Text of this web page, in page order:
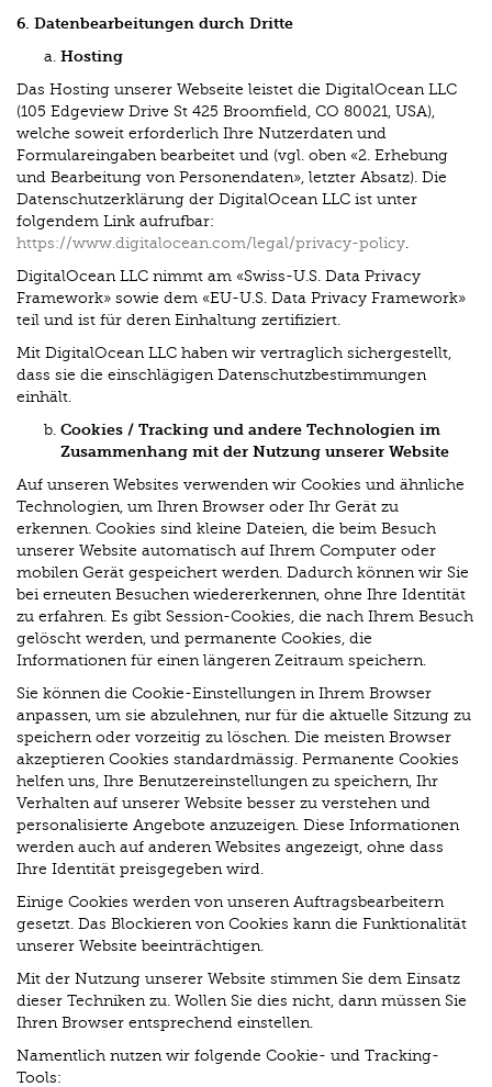
6. Datenbearbeitungen durch Dritte
Hosting
Das Hosting unserer Webseite leistet die DigitalOcean LLC
(105 Edgeview Drive St 425 Broomfield, CO 80021, USA),
welche soweit erforderlich Ihre Nutzerdaten und
Formulareingaben bearbeitet und (vgl. oben «2. Erhebung
und Bearbeitung von Personendaten», letzter Absatz). Die
Datenschutzerklärung der DigitalOcean LLC ist unter
folgendem Link aufrufbar:
https://www.digitalocean.com/legal/privacy-policy.
DigitalOcean LLC nimmt am «Swiss-U.S. Data Privacy
Framework» sowie dem «EU-U.S. Data Privacy Framework»
teil und ist für deren Einhaltung zertifiziert.
Mit DigitalOcean LLC haben wir vertraglich sichergestellt,
dass sie die einschlägigen Datenschutzbestimmungen
einhält.
Cookies / Tracking und andere Technologien im
Zusammenhang mit der Nutzung unserer Website
Auf unseren Websites verwenden wir Cookies und ähnliche
Technologien, um Ihren Browser oder Ihr Gerät zu
erkennen. Cookies sind kleine Dateien, die beim Besuch
unserer Website automatisch auf Ihrem Computer oder
mobilen Gerät gespeichert werden. Dadurch können wir Sie
bei erneuten Besuchen wiedererkennen, ohne Ihre Identität
zu erfahren. Es gibt Session-Cookies, die nach Ihrem Besuch
gelöscht werden, und permanente Cookies, die
Informationen für einen längeren Zeitraum speichern.
Sie können die Cookie-Einstellungen in Ihrem Browser
anpassen, um sie abzulehnen, nur für die aktuelle Sitzung zu
speichern oder vorzeitig zu löschen. Die meisten Browser
akzeptieren Cookies standardmässig. Permanente Cookies
helfen uns, Ihre Benutzereinstellungen zu speichern, Ihr
Verhalten auf unserer Website besser zu verstehen und
personalisierte Angebote anzuzeigen. Diese Informationen
werden auch auf anderen Websites angezeigt, ohne dass
Ihre Identität preisgegeben wird.
Einige Cookies werden von unseren Auftragsbearbeitern
gesetzt. Das Blockieren von Cookies kann die Funktionalität
unserer Website beeinträchtigen.
Mit der Nutzung unserer Website stimmen Sie dem Einsatz
dieser Techniken zu. Wollen Sie dies nicht, dann müssen Sie
Ihren Browser entsprechend einstellen.
Namentlich nutzen wir folgende Cookie- und Tracking-
Tools: